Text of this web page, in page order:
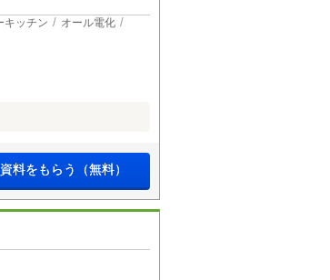
キッチン オール電化
資料をもらう（無料）